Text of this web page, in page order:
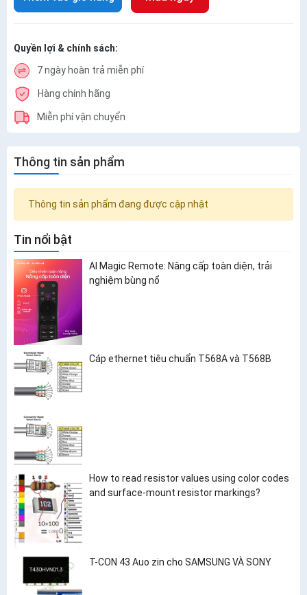
Quyền lợi & chính sách:
7 ngày hoàn trả miễn phí
Hàng chính hãng
Miễn phí vận chuyển
Thông tin sản phẩm
Thông tin sản phẩm đang được cập nhật
Tin nổi bật
AI Magic Remote: Nâng cấp toàn diện, trải
nghiệm bùng nổ
Cáp ethernet tiêu chuẩn T568A và T568B
How to read resistor values using color codes
and surface-mount resistor markings?
T-CON 43 Auo zin cho SAMSUNG VÀ SONY